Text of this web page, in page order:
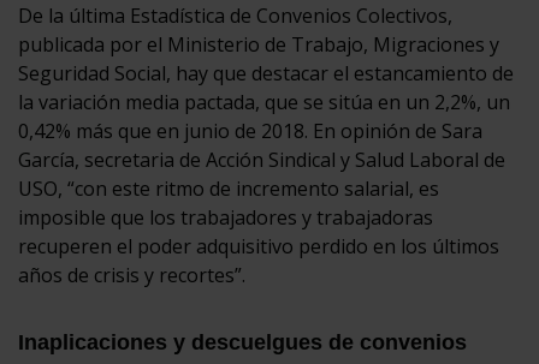
De la última Estadística de Convenios Colectivos,
publicada por el Ministerio de Trabajo, Migraciones y
Seguridad Social, hay que destacar el estancamiento de
la variación media pactada, que se sitúa en un 2,2%, un
0,42% más que en junio de 2018. En opinión de Sara
García, secretaria de Acción Sindical y Salud Laboral de
USO, “con este ritmo de incremento salarial, es
imposible que los trabajadores y trabajadoras
recuperen el poder adquisitivo perdido en los últimos
años de crisis y recortes”.
Inaplicaciones y descuelgues de convenios